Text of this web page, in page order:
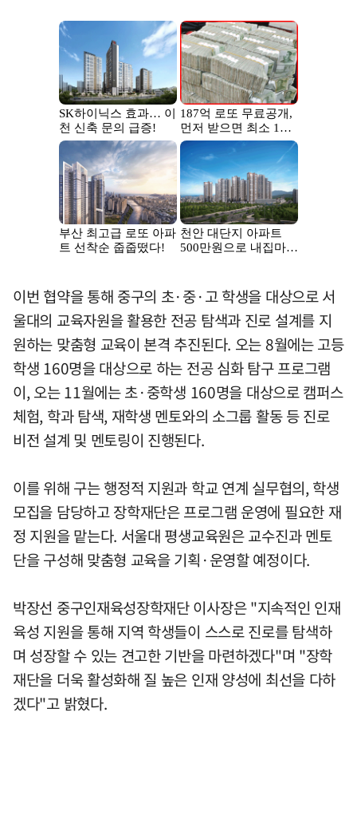
이번 협약을 통해 중구의 초·중·고 학생을 대상으로 서
울대의 교육자원을 활용한 전공 탐색과 진로 설계를 지
원하는 맞춤형 교육이 본격 추진된다. 오는 8월에는 고등
학생 160명을 대상으로 하는 전공 심화 탐구 프로그램
이, 오는 11월에는 초·중학생 160명을 대상으로 캠퍼스
체험, 학과 탐색, 재학생 멘토와의 소그룹 활동 등 진로
비전 설계 및 멘토링이 진행된다.
이를 위해 구는 행정적 지원과 학교 연계 실무협의, 학생
모집을 담당하고 장학재단은 프로그램 운영에 필요한 재
정 지원을 맡는다. 서울대 평생교육원은 교수진과 멘토
단을 구성해 맞춤형 교육을 기획·운영할 예정이다.
박장선 중구인재육성장학재단 이사장은 "지속적인 인재
육성 지원을 통해 지역 학생들이 스스로 진로를 탐색하
며 성장할 수 있는 견고한 기반을 마련하겠다"며 "장학
재단을 더욱 활성화해 질 높은 인재 양성에 최선을 다하
겠다"고 밝혔다.